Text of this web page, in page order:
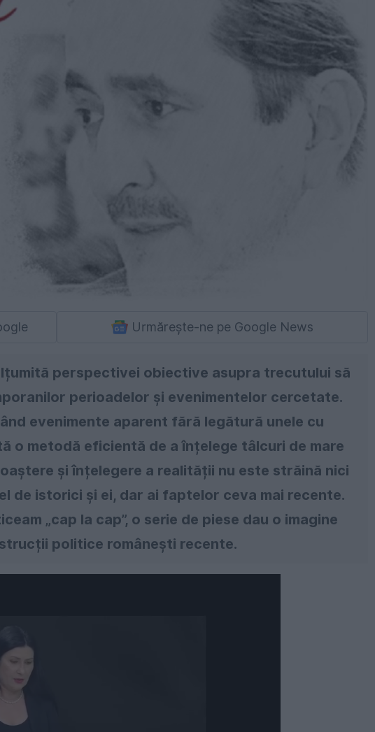
Urmărește-ne pe Google News
perspectivei obiective asupra trecutului să
perioadelor și evenimentelor cercetate.
evenimente aparent fără legătură unele cu
o metodă eficientă de a înțelege tâlcuri de mare
și înțelegere a realității nu este străină nici
de istorici și ei, dar ai faptelor ceva mai recente.
„cap la cap”, o serie de piese dau o imagine
politice românești recente.